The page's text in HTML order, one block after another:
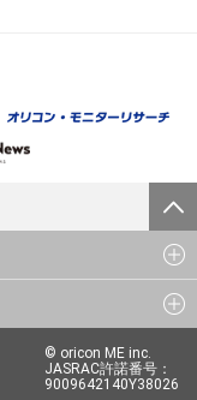
© oricon ME inc.
JASRAC許諾番号：
9009642140Y38026